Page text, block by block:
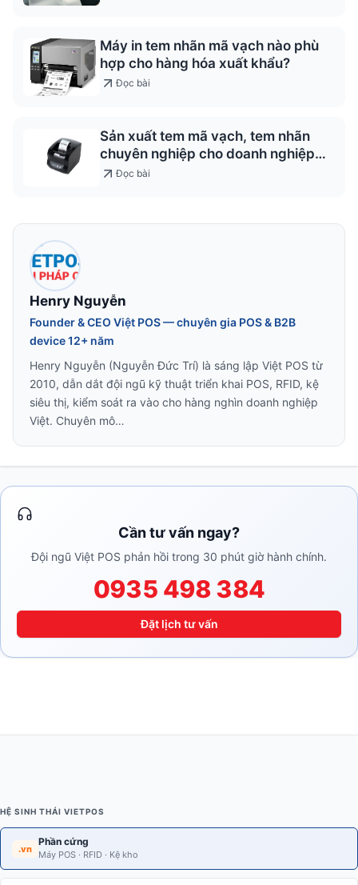
Máy in tem nhãn mã vạch nào phù
hợp cho hàng hóa xuất khẩu?
Đọc bài
Sản xuất tem mã vạch, tem nhãn
chuyên nghiệp cho doanh nghiệp
ViệtĐọc bài
Henry Nguyễn
Founder & CEO Việt POS — chuyên gia POS & B2B
device 12+ năm
Henry Nguyễn (Nguyễn Đức Trí) là sáng lập Việt POS từ
2010, dẫn dắt đội ngũ kỹ thuật triển khai POS, RFID, kệ
siêu thị, kiểm soát ra vào cho hàng nghìn doanh nghiệp
Việt. Chuyên mô…
Cần tư vấn ngay?
Đội ngũ Việt POS phản hồi trong 30 phút giờ hành chính.
0935 498 384
Đặt lịch tư vấn
HỆ SINH THÁI VIETPOS
.vn
Phần cứng
Máy POS · RFID · Kệ kho